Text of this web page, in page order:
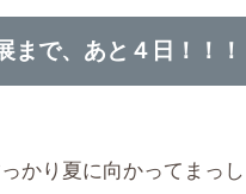
まで、あと４日！！！
かり夏に向かってまっ